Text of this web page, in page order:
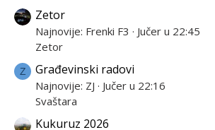
Zetor
Najnovije: Frenki F3
Jučer u 22:45
Zetor
Z Građevinski radovi
Najnovije: ZJ
Jučer u 22:16
Svaštara
Kukuruz 2026